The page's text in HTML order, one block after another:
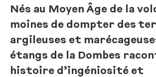
Nés au Moyen Âge de la
moines de dompter des
argileuses et
étangs de la Dombes
histoire d’ingéniosité et